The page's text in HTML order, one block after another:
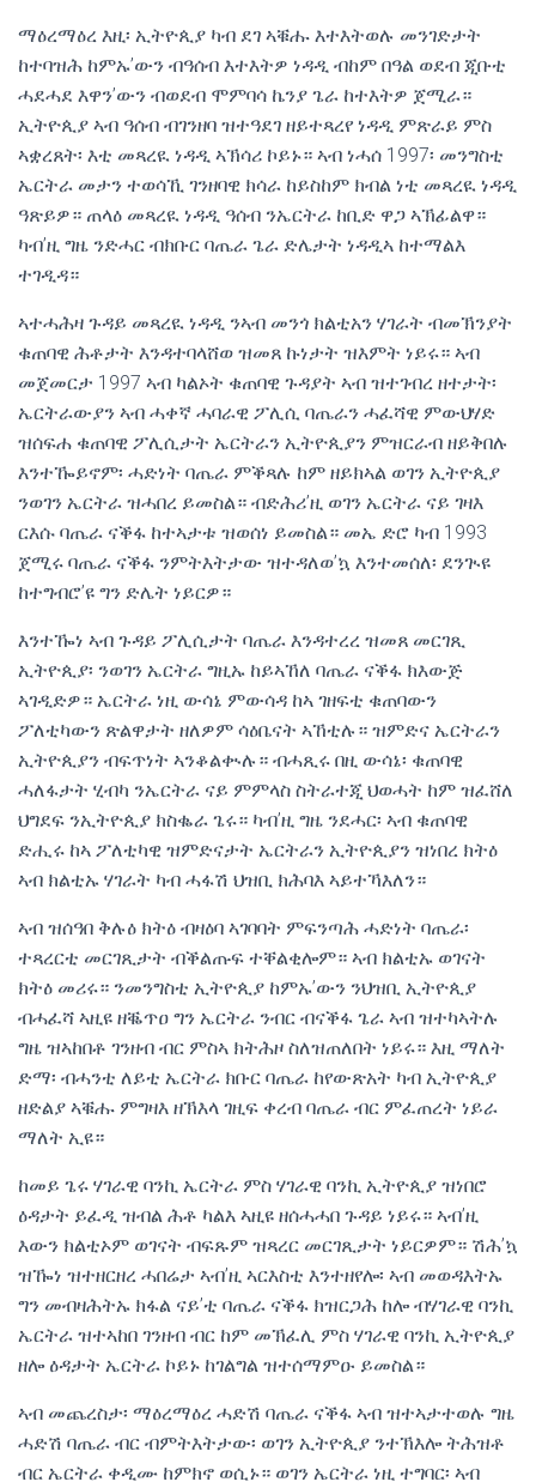
ማዕረማዕረ እዚ፡ ኢትዮጲያ ካብ ደገ ኣቑሑ እተእትወሉ መንገድታት
ከተባዝሕ ከምኡ’ውን ብዓሰብ እተእትዎ ነዳዲ ብከም በዓል ወደብ ጂቡቲ
ሓደሓደ እዋን’ውን ብወደብ ሞምባሳ ኬንያ ጌራ ከተእትዎ ጀሚራ።
ኢትዮጲያ ኣብ ዓሰብ ብገንዘባ ዝተዓደገ ዘይተጻረየ ነዳዲ ምጽራይ ምስ
ኣቋረጸት፡ እቲ መጻረዪ ነዳዲ ኣኽሳሪ ኮይኑ። ኣብ ነሓሰ 1997፡ መንግስቲ
ኤርትራ መታን ተወሳኺ ገንዘባዊ ክሳራ ከይስከም ክብል ነቲ መጻረዪ ነዳዲ
ዓጽይዎ። ጠላዕ መጻረዪ ነዳዲ ዓሰብ ንኤርትራ ከቢድ ዋጋ ኣኽፊልዋ።
ካብ’ዚ ግዜ ንድሓር ብክቡር ባጤራ ጌራ ድሌታት ነዳዲኣ ከተማልእ
ተገዲዳ።
ኣተሓሕዛ ጉዳይ መጻረዪ ነዳዲ ንኣብ መንጎ ክልቲአን ሃገራት ብመኽንያት
ቁጠባዊ ሕቶታት እንዳተባላሸወ ዝመጸ ኩነታት ዝእምት ነይሩ። ኣብ
መጀመርታ 1997 ኣብ ካልኦት ቁጠባዊ ጉዳያት ኣብ ዝተገብረ ዘተታት፡
ኤርትራውያን ኣብ ሓቀኛ ሓባራዊ ፖሊሲ ባጤራን ሓፈሻዊ ምውህሃድ
ዝሰፍሐ ቁጠባዊ ፖሊሲታት ኤርትራን ኢትዮጲያን ምዝርራብ ዘይቅበሉ
እንተዀይኖም፡ ሓድነት ባጤራ ምቕጻሉ ከም ዘይክኣል ወገን ኢትዮጲያ
ንወገን ኤርትራ ዝሓበረ ይመስል። ብድሕሪ’ዚ ወገን ኤርትራ ናይ ገዛእ
ርእሱ ባጤራ ናቕፋ ከተኣታቱ ዝወሰነ ይመስል። መኤ ድሮ ካብ 1993
ጀሚሩ ባጤራ ናቕፋ ንምትእትታው ዝተዳለወ’ኳ እንተመሰለ፡ ደንጒዩ
ከተግብሮ’ዩ ግን ድሌት ነይርዎ።
እንተዀነ ኣብ ጉዳይ ፖሊሲታት ባጤራ እንዳተረረ ዝመጸ መርገጺ
ኢትዮጲያ፡ ንወገን ኤርትራ ግዚኡ ከይኣኸለ ባጤራ ናቕፋ ክእውጅ
ኣገዲድዎ። ኤርትራ ነዚ ውሳኔ ምውሳዳ ከኣ ገዘፍቲ ቁጠባውን
ፖለቲካውን ጽልዋታት ዘለዎም ሳዕቤናት ኣኸቲሉ። ዝምድና ኤርትራን
ኢትዮጲያን ብፍጥነት ኣንቆልቊሉ። ብሓጺሩ በዚ ውሳኔ፡ ቁጠባዊ
ሓለፋታት ሂብካ ንኤርትራ ናይ ምምላስ ስትራተጂ ህወሓት ከም ዝፈሸለ
ህግደፍ ንኢትዮጲያ ክስቈራ ጌሩ። ካብ’ዚ ግዜ ንደሓር፡ ኣብ ቁጠባዊ
ድሒሩ ከኣ ፖለቲካዊ ዝምድናታት ኤርትራን ኢትዮጲያን ዝነበረ ክትዕ
ኣብ ክልቲኡ ሃገራት ካብ ሓፋሽ ህዝቢ ክሕባእ ኣይተኻእለን።
ኣብ ዝሰዓበ ቅሉዕ ክትዕ ብዛዕባ ኣገባባት ምፍንጣሕ ሓድነት ባጤራ፡
ተጻረርቲ መርገጺታት ብቕልጡፍ ተቐልቂሎም። ኣብ ክልቲኡ ወገናት
ክትዕ መሪሩ። ንመንግስቲ ኢትዮጲያ ከምኡ’ውን ንህዝቢ ኢትዮጲያ
ብሓፈሻ ኣዚዩ ዘቘጥዐ ግን ኤርትራ ንብር ብናቕፋ ጌራ ኣብ ዝተካኣትሉ
ግዜ ዝኣከበቶ ገንዘብ ብር ምስኣ ክትሕዞ ስለዝጠለበት ነይሩ። እዚ ማለት
ድማ፡ ብሓንቲ ለይቲ ኤርትራ ክቡር ባጤራ ከየውጽአት ካብ ኢትዮጲያ
ዘድልያ ኣቑሑ ምግዛእ ዘኽእላ ገዚፍ ቀረብ ባጤራ ብር ምፈጠረት ነይራ
ማለት ኢዩ።
ከመይ ጌሩ ሃገራዊ ባንኪ ኤርትራ ምስ ሃገራዊ ባንኪ ኢትዮጲያ ዝነበሮ
ዕዳታት ይፈዲ ዝብል ሕቶ ካልእ ኣዚዩ ዘሰሓሓበ ጉዳይ ነይሩ። ኣብ’ዚ
እውን ክልቲኦም ወገናት ብፍጹም ዝጻረር መርገጺታት ነይርዎም። ሽሕ’ኳ
ዝዀነ ዝተዘርዘረ ሓበሬታ ኣብ’ዚ ኣርእስቲ እንተዘየሎ፡ ኣብ መወዳእትኡ
ግን መብዛሕትኡ ክፋል ናይ’ቲ ባጤራ ናቕፋ ክዝርጋሕ ከሎ ብሃገራዊ ባንኪ
ኤርትራ ዝተኣከበ ገንዘብ ብር ከም መኽፈሊ ምስ ሃገራዊ ባንኪ ኢትዮጲያ
ዘሎ ዕዳታት ኤርትራ ኮይኑ ከገልግል ዝተሰማምዑ ይመስል።
ኣብ መጨረስታ፡ ማዕረማዕረ ሓድሽ ባጤራ ናቕፋ ኣብ ዝተኣታተወሉ ግዜ
ሓድሽ ባጤራ ብር ብምትእትታው፡ ወገን ኢትዮጲያ ንተኽእሎ ትሕዝቶ
ብር ኤርትራ ቀዲሙ ከምክኖ ወሲኑ። ወገን ኤርትራ ነዚ ተግባር፡ ኣብ